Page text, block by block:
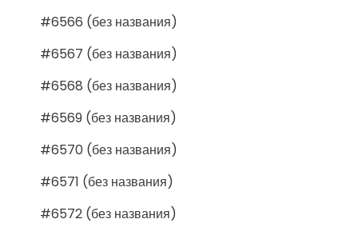
#6566 (без названия)
#6567 (без названия)
#6568 (без названия)
#6569 (без названия)
#6570 (без названия)
#6571 (без названия)
#6572 (без названия)